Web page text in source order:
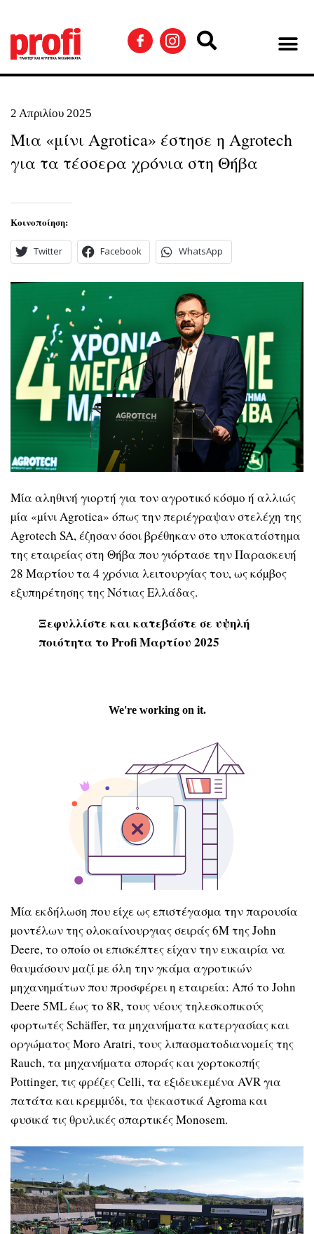
2 Απριλίου 2025
Μια «μίνι Agrotica» έστησε η Agrotech
για τα τέσσερα χρόνια στη Θήβα
Κοινοποίηση:
Twitter Facebook WhatsApp
Μία αληθινή γιορτή για τον αγροτικό κόσµο ή αλλιώς
µία «µίνι Agrotica» όπως την περιέγραψαν στελέχη της
Agrotech SA, έζησαν όσοι βρέθηκαν στο υποκατάστηµα
της εταιρείας στη Θήβα που γιόρτασε την Παρασκευή
28 Μαρτίου τα 4 χρόνια λειτουργίας του, ως κόµβος
εξυπηρέτησης της Νότιας Ελλάδας.
Ξεφυλλίστε και κατεβάστε σε υψηλή
ποιότητα το Profi Μαρτίου 2025
Μία εκδήλωση που είχε ως επιστέγασµα την παρουσία
µοντέλων της ολοκαίνουργιας σειράς 6Μ της John
Deere, το οποίο οι επισκέπτες είχαν την ευκαιρία να
θαυµάσουν µαζί µε όλη την γκάµα αγροτικών
µηχανηµάτων που προσφέρει η εταιρεία: Από το John
Deere 5ML έως το 8R, τους νέους τηλεσκοπικούς
φορτωτές Schäffer, τα µηχανήµατα κατεργασίας και
οργώµατος Morο Aratri, τους λιπασµατοδιανοµείς της
Rauch, τα µηχανήµατα σποράς και χορτοκοπής
Pottinger, τις φρέζες Celli, τα εξιδευκεµένα AVR για
πατάτα και κρεµµύδι, τα ψεκαστικά Agroma και
φυσικά τις θρυλικές σπαρτικές Monosem.